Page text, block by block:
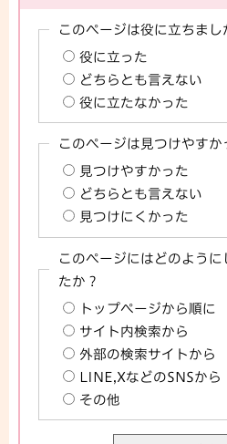
このページは役に立ちまし
役に立った
どちらとも言えない
役に立たなかった
このページは見つけやすか
見つけやすかった
どちらとも言えない
見つけにくかった
このページにはどのよう
たか？
トップページから順に
サイト内検索から
外部の検索サイトから
LINE,XなどのSNSから
その他